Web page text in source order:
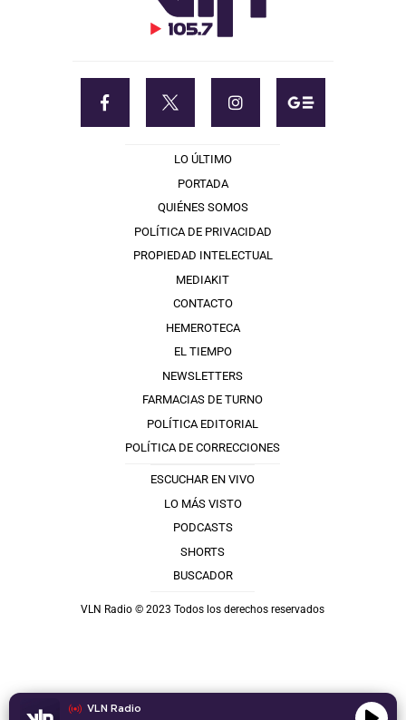
VLN Radio
LO ÚLTIMO
PORTADA
QUIÉNES SOMOS
POLÍTICA DE PRIVACIDAD
PROPIEDAD INTELECTUAL
MEDIAKIT
CONTACTO
HEMEROTECA
EL TIEMPO
NEWSLETTERS
FARMACIAS DE TURNO
POLÍTICA EDITORIAL
POLÍTICA DE CORRECCIONES
ESCUCHAR EN VIVO
LO MÁS VISTO
PODCASTS
SHORTS
BUSCADOR
VLN Radio © 2023 Todos los derechos reservados